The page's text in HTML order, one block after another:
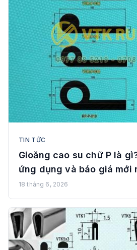
TIN TỨC
Gioăng cao su chữ P là
ứng dụng và báo giá mới
18 tháng 6, 2026